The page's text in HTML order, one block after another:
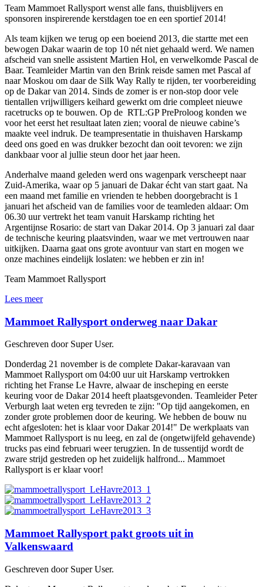
Team Mammoet Rallysport wenst alle fans, thuisblijvers en
sponsoren inspirerende kerstdagen toe en een sportief 2014!
Als team kijken we terug op een boeiend 2013, die startte met een
bewogen Dakar waarin de top 10 nét niet gehaald werd. We namen
afscheid van snelle assistent Martien Hol, en verwelkomde Pascal de
Baar. Teamleider Martin van den Brink reisde samen met Pascal af
naar Moskou om daar de Silk Way Rally te rijden, ter voorbereiding
op de Dakar van 2014. Sinds de zomer is er non-stop door vele
tientallen vrijwilligers keihard gewerkt om drie compleet nieuwe
racetrucks op te bouwen. Op de RTL:GP PreProloog konden we
voor het eerst het resultaat laten zien; vooral de nieuwe cabine’s
maakte veel indruk. De teampresentatie in thuishaven Harskamp
deed ons goed en was drukker bezocht dan ooit tevoren: we zijn
dankbaar voor al jullie steun door het jaar heen.
Anderhalve maand geleden werd ons wagenpark verscheept naar
Zuid-Amerika, waar op 5 januari de Dakar écht van start gaat. Na
een maand met familie en vrienden te hebben doorgebracht is 1
januari het afscheid van de families voor de teamleden aldaar: Om
06.30 uur vertrekt het team vanuit Harskamp richting het
Argentijnse Rosario: de start van Dakar 2014. Op 3 januari zal daar
de technische keuring plaatsvinden, waar we met vertrouwen naar
uitkijken. Daarna gaat ons grote avontuur van start en mogen we
onze machines eindelijk loslaten: we hebben er zin in!
Team Mammoet Rallysport
Lees meer
Mammoet Rallysport onderweg naar Dakar
Geschreven door Super User.
Donderdag 21 november is de complete Dakar-karavaan van
Mammoet Rallysport om 04:00 uur uit Harskamp vertrokken
richting het Franse Le Havre, alwaar de inscheping en eerste
keuring voor de Dakar 2014 heeft plaatsgevonden. Teamleider Peter
Verburgh laat weten erg tevreden te zijn: "Op tijd aangekomen, en
zonder grote problemen door de keuring. We hebben de bouw nu
echt afgesloten: het is klaar voor Dakar 2014!" De werkplaats van
Mammoet Rallysport is nu leeg, en zal de (ongetwijfeld gehavende)
trucks pas eind februari weer terugzien. In de tussentijd wordt de
zware strijd gestreden op het zuidelijk halfrond... Mammoet
Rallysport is er klaar voor!
Mammoet Rallysport pakt groots uit in
Valkenswaard
Geschreven door Super User.